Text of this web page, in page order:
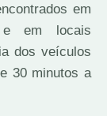
em
em locais
dos veículos
30 minutos a